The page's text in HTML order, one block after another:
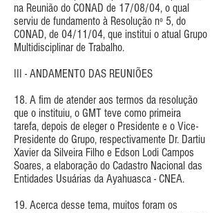
na Reunião do CONAD de 17/08/04, o qual
serviu de fundamento à Resolução nº 5, do
CONAD, de 04/11/04, que institui o atual Grupo
Multidisciplinar de Trabalho.
III - ANDAMENTO DAS REUNIÕES
18. A fim de atender aos termos da resolução
que o instituiu, o GMT teve como primeira
tarefa, depois de eleger o Presidente e o Vice-
Presidente do Grupo, respectivamente Dr. Dartiu
Xavier da Silveira Filho e Edson Lodi Campos
Soares, a elaboração do Cadastro Nacional das
Entidades Usuárias da Ayahuasca - CNEA.
19. Acerca desse tema, muitos foram os